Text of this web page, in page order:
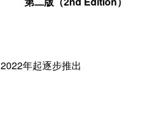
2022年起逐步推出